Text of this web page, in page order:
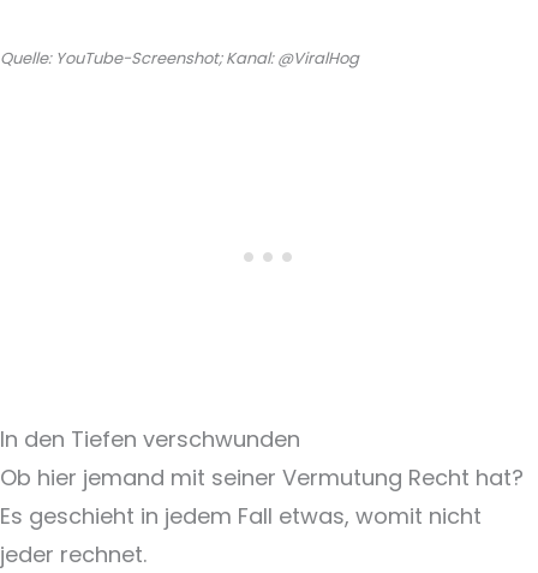
Quelle: YouTube-Screenshot; Kanal: @ViralHog
In den Tiefen verschwunden
Ob hier jemand mit seiner Vermutung Recht hat?
Es geschieht in jedem Fall etwas, womit nicht
jeder rechnet.